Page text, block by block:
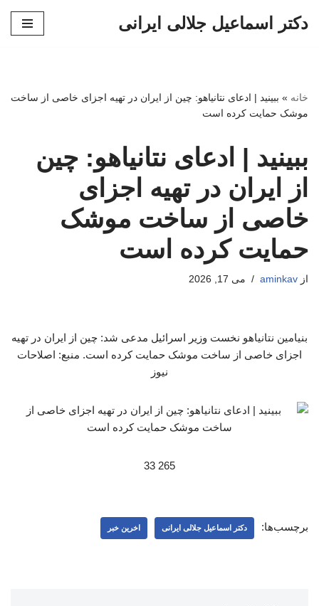
دکتر اسماعیل جلالی ایرانی
خانه » ببینید | ادعای نتانیاهو: چین از ایران در تهیه اجزای خاصی از ساخت
موشک حمایت کرده است
ببینید | ادعای نتانیاهو: چین
از ایران در تهیه اجزای
خاصی از ساخت موشک
حمایت کرده است
از aminkav می 17, 2026
بنیامین نتانیاهو نخست وزیر اسرائیل مدعی شد: چین از ایران در تهیه
اجزای خاصی از ساخت موشک حمایت کرده است. منبع: اصلاحات
نیوز
265 33
برچسب‌ها: دکتر اسماعیل جلالی ایرانی اخرین خبر